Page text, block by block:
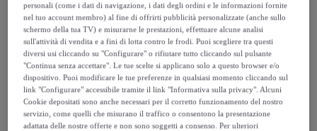
5,99 €
8,60 €
-30%
Venduto daAmefa Couzon
personali (come i dati di navigazione, i dati degli ordini e le informazioni fornite
nel tuo account membro) al fine di offrirti pubblicità personalizzate (anche sullo
schermo della tua TV) e misurarne le prestazioni, effettuare alcune analisi
sull'attività di vendita e a fini di lotta contro le frodi. Puoi scegliere tra questi
diversi usi cliccando su "Configurare" o rifiutare tutto cliccando sul pulsante
"Continua senza accettare". Le tue scelte si applicano solo a questo browser e/o
dispositivo. Puoi modificare le tue preferenze in qualsiasi momento cliccando sul
link "Configurare" accessibile tramite il link "Informativa sulla privacy". Alcuni
Cookie depositati sono anche necessari per il corretto funzionamento del nostro
servizio, come quelli che misurano il traffico o consentono la presentazione
adattata delle nostre offerte e non sono soggetti a consenso. Per ulteriori